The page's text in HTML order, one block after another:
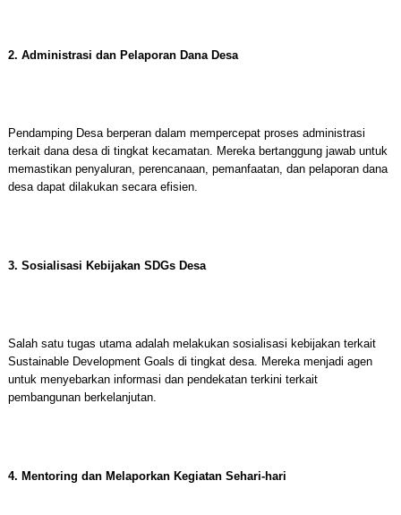
2. Administrasi dan Pelaporan Dana Desa
Pendamping Desa berperan dalam mempercepat proses administrasi
terkait dana desa di tingkat kecamatan. Mereka bertanggung jawab untuk
memastikan penyaluran, perencanaan, pemanfaatan, dan pelaporan dana
desa dapat dilakukan secara efisien.
3. Sosialisasi Kebijakan SDGs Desa
Salah satu tugas utama adalah melakukan sosialisasi kebijakan terkait
Sustainable Development Goals di tingkat desa. Mereka menjadi agen
untuk menyebarkan informasi dan pendekatan terkini terkait
pembangunan berkelanjutan.
4. Mentoring dan Melaporkan Kegiatan Sehari-hari